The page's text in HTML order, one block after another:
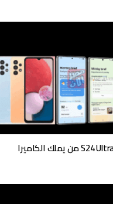
S24 Ultra VS IPhone 15 Pro Max من يملك الكاميرا